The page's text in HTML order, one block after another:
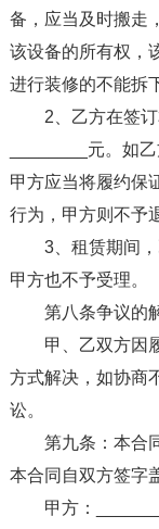
备，应当及时搬走
该设备的所有权，
进行装修的不能拆
2、乙方在签
________元。如
甲方应当将履约保
行为，甲方则不予
3、租赁期间
甲方也不予受理。
第八条争议的
甲、乙双方因
方式解决，如协商
讼。
第九条：本合
本合同自双方签字
甲方：